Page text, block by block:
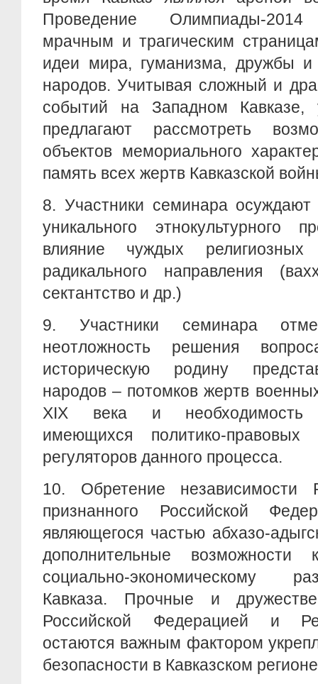
Проведение Олимпиады-2014
мрачным и трагическим
идеи мира, гуманизма, дружбы и
народов. Учитывая сложный и
событий на Западном Кавказе,
предлагают рассмотреть
объектов мемориального
память всех жертв Кавказской
8. Участники семинара
уникального этнокультурного
влияние чуждых
радикального направления
сектантство и др.)
9. Участники семинара
неотложность решения
историческую родину
народов – потомков жертв
XIX века и необходимость
имеющихся политико-правовых
регуляторов данного процесса.
10. Обретение независимости
признанного Российской
являющегося частью абхазо-
дополнительные возможности
социально-экономическому
Кавказа. Прочные и
Российской Федерацией и
остаются важным фактором
безопасности в Кавказском